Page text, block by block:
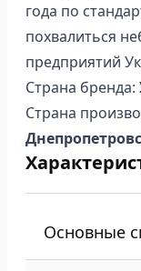
года по
похвалиться
предприятий
Страна бренда:
Страна
Основные